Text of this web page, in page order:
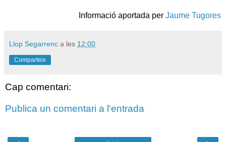
Informació aportada per Jaume Tugores
Llop Segarrenc a les 12:00
Comparteix
Cap comentari:
Publica un comentari a l'entrada